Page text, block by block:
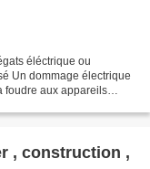
éléctrique ou
Un dommage électrique
foudre aux appareils
, construction ,